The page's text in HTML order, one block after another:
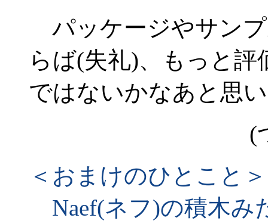
パッケージやサン
らば(失礼)、もっと
ではないかなあと思
(
＜おまけのひとこと＞
Naef(ネフ)の積木み